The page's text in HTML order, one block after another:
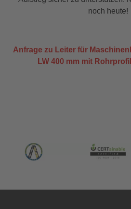
noch heute!
Anfrage zu Leiter für
LW 400 mm mit